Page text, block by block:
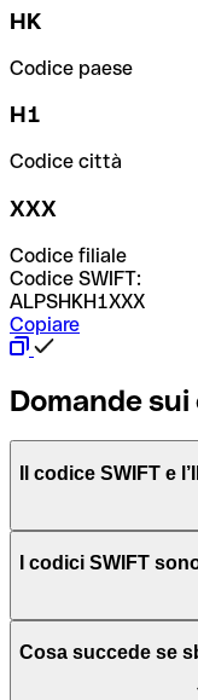
HK
Codice paese
H1
Codice città
XXX
Codice filiale
Codice SWIFT:
ALPSHKH1XXX
Copiare
Domande
Il codice SWIFT e
L'acronimo SWIFT
per l’elaborazione
Il BIC, invece, sta
I codici SWIFT
Dipende dalle
Cosa succede se